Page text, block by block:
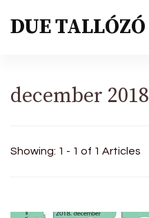
DUE TALLÓZÓ
december 2018
Showing: 1 - 1 of 1 Articles